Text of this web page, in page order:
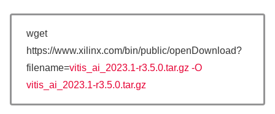
wget
https://www.xilinx.com/bin/public/openDownload?
filename=vitis_ai_2023.1-r3.5.0.tar.gz -O
vitis_ai_2023.1-r3.5.0.tar.gz